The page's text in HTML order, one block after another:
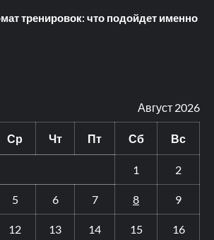
тренировок: что подойдет именно
Август 2026
Ср Чт Пт Сб Вс
1 2
5 6 7 8 9
12 13 14 15 16